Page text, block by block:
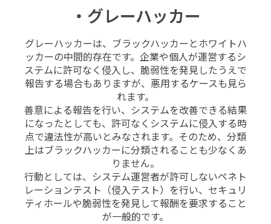
・グレーハッカー
グレーハッカーは、ブラックハッカーとホワイトハ
ッカーの中間的存在です。企業や個人が運営するシ
ステムに許可なく侵入し、脆弱性を発見したうえで
報告する場合もありますが、悪用するケースも見ら
れます。
善意による報告を行い、システムを改善できる結果
になったとしても、許可なくシステムに侵入する時
点で違法性が高いとみなされます。そのため、分類
上はブラックハッカーに分類されることも少なくあ
りません。
行動としては、システム運営者が許可しないペネト
レーションテスト（侵入テスト）を行い、セキュリ
ティホールや脆弱性を発見して報酬を要求すること
が一般的です。